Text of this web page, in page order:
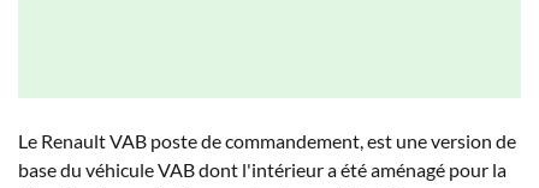
Le Renault VAB poste de commandement, est une version de
base du véhicule VAB dont l'intérieur a été aménagé pour la